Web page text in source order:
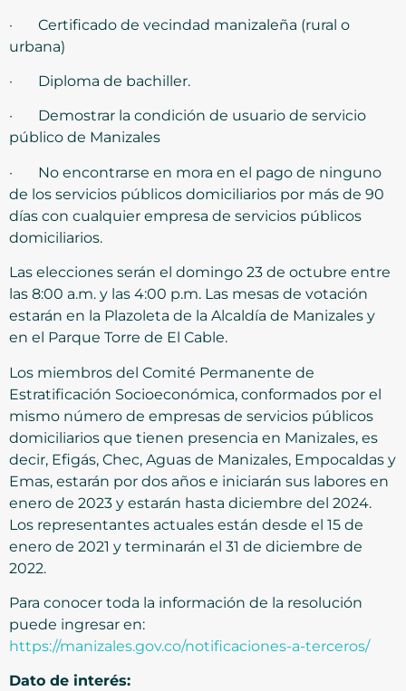
· Certificado de vecindad manizaleña (rural o
urbana)
· Diploma de bachiller.
· Demostrar la condición de usuario de servicio
público de Manizales
· No encontrarse en mora en el pago de ninguno
de los servicios públicos domiciliarios por más de 90
días con cualquier empresa de servicios públicos
domiciliarios.
Las elecciones serán el domingo 23 de octubre entre
las 8:00 a.m. y las 4:00 p.m. Las mesas de votación
estarán en la Plazoleta de la Alcaldía de Manizales y
en el Parque Torre de El Cable.
Los miembros del Comité Permanente de
Estratificación Socioeconómica, conformados por el
mismo número de empresas de servicios públicos
domiciliarios que tienen presencia en Manizales, es
decir, Efigás, Chec, Aguas de Manizales, Empocaldas y
Emas, estarán por dos años e iniciarán sus labores en
enero de 2023 y estarán hasta diciembre del 2024.
Los representantes actuales están desde el 15 de
enero de 2021 y terminarán el 31 de diciembre de
2022.
Para conocer toda la información de la resolución
puede ingresar en:
https://manizales.gov.co/notificaciones-a-terceros/
Dato de interés: